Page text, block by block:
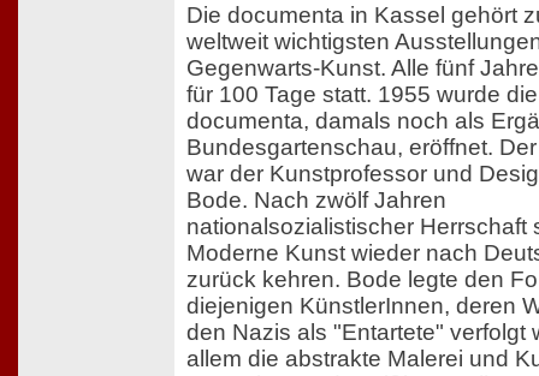
Die documenta in Kassel gehört
weltweit wichtigsten
Gegenwarts-Kunst. Alle fünf
für 100 Tage statt. 1955 wurde
documenta, damals noch als
Bundesgartenschau, eröffnet.
war der Kunstprofessor und
Bode. Nach zwölf Jahren
nationalsozialistischer Herrschaft
Moderne Kunst wieder nach
zurück kehren. Bode legte den
diejenigen KünstlerInnen, deren
den Nazis als "Entartete" verfolgt
allem die abstrakte Malerei und